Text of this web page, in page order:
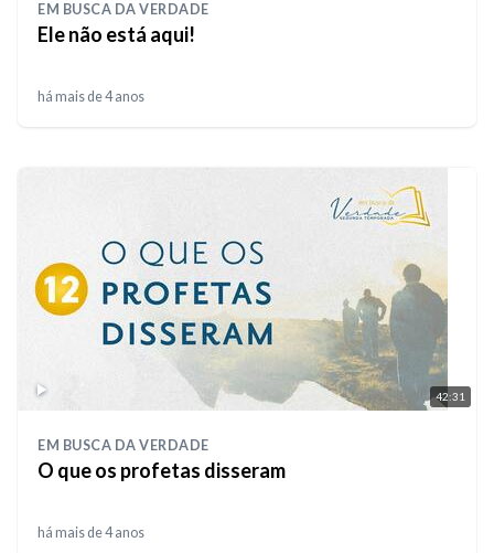
EM BUSCA DA VERDADE
Ele não está aqui!
há mais de 4 anos
42:31
EM BUSCA DA VERDADE
O que os profetas disseram
há mais de 4 anos